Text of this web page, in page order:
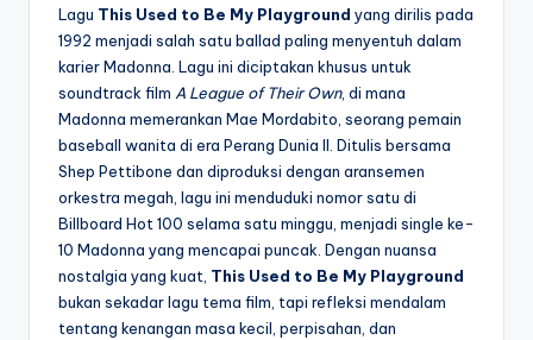
Lagu This Used to Be My Playground yang dirilis pada
1992 menjadi salah satu ballad paling menyentuh dalam
karier Madonna. Lagu ini diciptakan khusus untuk
soundtrack film A League of Their Own, di mana
Madonna memerankan Mae Mordabito, seorang pemain
baseball wanita di era Perang Dunia II. Ditulis bersama
Shep Pettibone dan diproduksi dengan aransemen
orkestra megah, lagu ini menduduki nomor satu di
Billboard Hot 100 selama satu minggu, menjadi single ke-
10 Madonna yang mencapai puncak. Dengan nuansa
nostalgia yang kuat, This Used to Be My Playground
bukan sekadar lagu tema film, tapi refleksi mendalam
tentang kenangan masa kecil, perpisahan, dan